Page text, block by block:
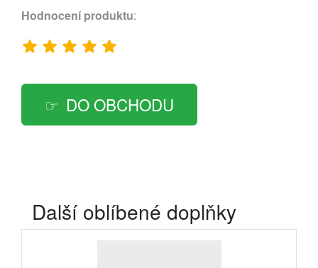
Hodnocení produktu:
DO OBCHODU
Další oblíbené doplňky